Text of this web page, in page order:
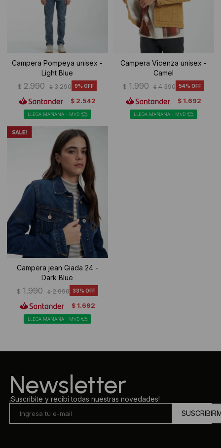
Campera Pompeya unisex -
Light Blue
$ 2.990 $ 3.290 9
$ 2.542
LLEGA MAÑANA - MVD
Campera Vicenza unisex -
Camel
$ 1.990 $ 4.390 54
$ 1.692
LLEGA MAÑANA - MVD
Campera jean Giada 24 -
Dark Blue
$ 1.990 $ 2.990 33
$ 1.692
LLEGA MAÑANA - MVD
Newsletter
¡Suscribite y recibí todas nuestras novedades!